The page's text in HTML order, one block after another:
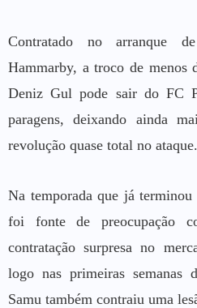
Contratado no arranque
Hammarby, a troco de menos
Deniz Gul pode sair do FC
paragens, deixando ainda
revolução quase total no ataque.
Na temporada que já
foi fonte de preocupação
contratação surpresa no
logo nas primeiras semanas
Samu também contraiu uma